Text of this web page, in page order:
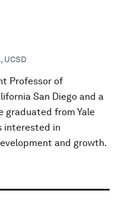
UCSD
Professor of
San Diego and a
graduated from Yale
interested in
and growth.